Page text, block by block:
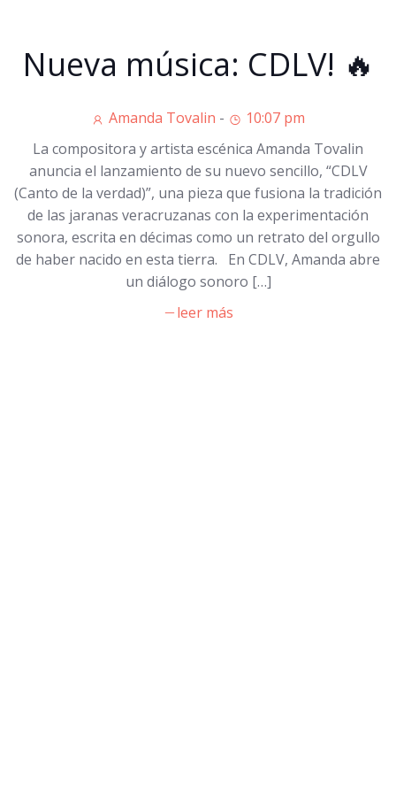
Nueva música: CDLV! 🔥
Amanda Tovalin -
10:07 pm
La compositora y artista escénica Amanda Tovalin
anuncia el lanzamiento de su nuevo sencillo, “CDLV
(Canto de la verdad)”, una pieza que fusiona la tradición
de las jaranas veracruzanas con la experimentación
sonora, escrita en décimas como un retrato del orgullo
de haber nacido en esta tierra. En CDLV, Amanda abre
un diálogo sonoro […]
leer más